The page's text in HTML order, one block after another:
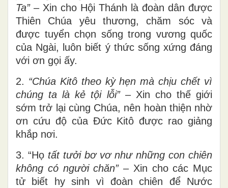
Ta” –Xin cho Hội Thánh là đoàn dân được
Thiên Chúa yêu thương, chăm sóc và
được tuyển chọn sống trong vương quốc
của Ngài, luôn biết ý thức sống xứng đáng
với ơn gọi ấy.
2. “Chúa Kitô theo kỳ hẹn mà chịu chết vì
chúng ta là kẻ tội lỗi” –Xin cho thế giới
sớm trở lại cùng Chúa, nên hoàn thiện nhờ
ơn cứu độ của Đức Kitô được rao giảng
khắp nơi.
3. “Họ tất tưởi bơ vơ như những con chiên
không có người chăn” –Xin cho các Mục
tử biết hy sinh vì đoàn chiên để Nước